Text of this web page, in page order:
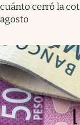
cuánto cerró la
agosto